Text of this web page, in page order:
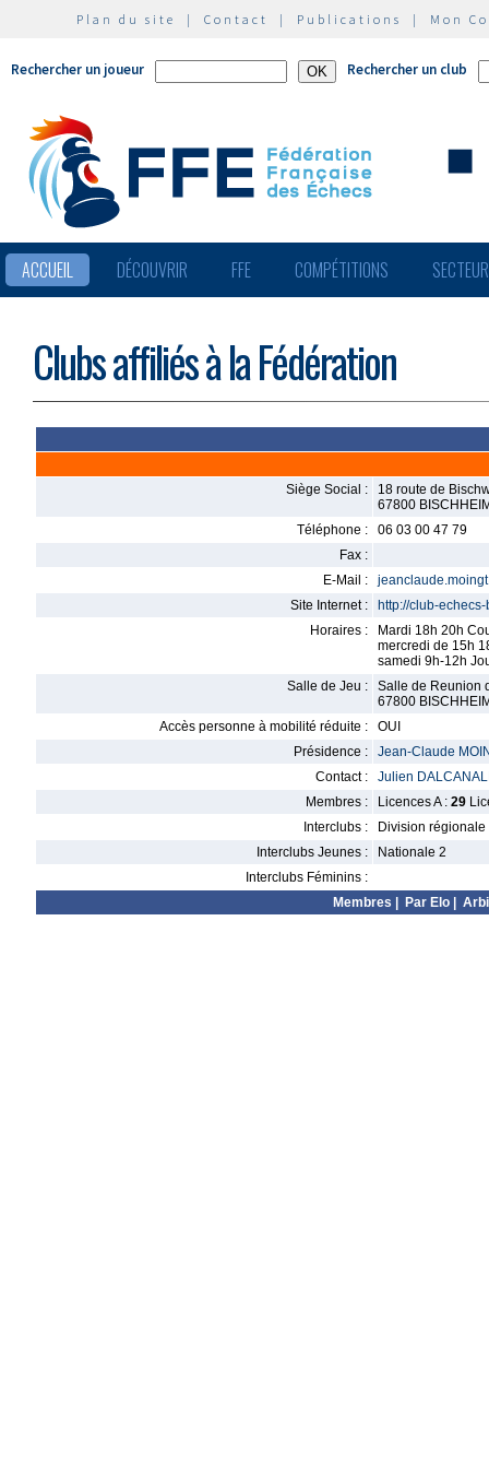
Plan du site | Contact | Publications | Mon
Rechercher un joueur Rechercher un club
ACCUEIL DÉCOUVRIR FFE COMPÉTITIONS
Clubs affiliés à la Fédération
Siège Social :
18 route de
67800
Téléphone :
06 03 00 47 79
Fax :
E-Mail :
Site Internet :
http://club-
Horaires :
Mardi 18h 20h
mercredi de 15h
samedi 9h-12h
Salle de Jeu :
Salle de Reunion
67800
Accès personne à mobilité réduite :
OUI
Présidence :
Jean-Claude
Contact :
Julien
Membres :
Licences A : 29
Interclubs :
Division régionale
Interclubs Jeunes :
Nationale 2
Interclubs Féminins :
Membres
Par Elo